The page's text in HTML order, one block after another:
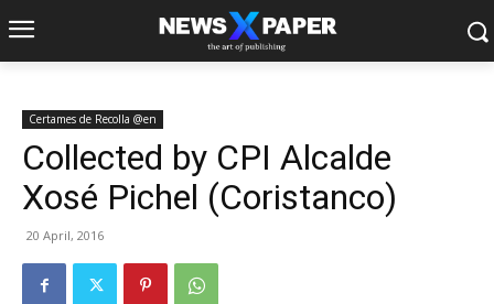
Certames de Recolla @en
Collected by CPI Alcalde
Xosé Pichel (Coristanco)
20 April, 2016